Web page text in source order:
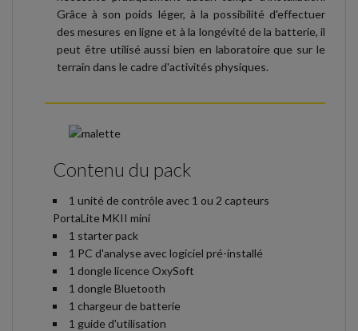
Grâce à son poids léger, à la possibilité d'effectuer
des mesures en ligne et à la longévité de la batterie, il
peut être utilisé aussi bien en laboratoire que sur le
terrain dans le cadre d'activités physiques.
Contenu du pack
1 unité de contrôle avec 1 ou 2 capteurs
PortaLite MKII mini
1 starter pack
1 PC d'analyse avec logiciel pré-installé
1 dongle licence OxySoft
1 dongle Bluetooth
1 chargeur de batterie
1 guide d'utilisation